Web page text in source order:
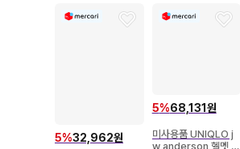
5%32,962원
5%68,131원
미사용품 UNIQLO j
w anderson 헬멧 백